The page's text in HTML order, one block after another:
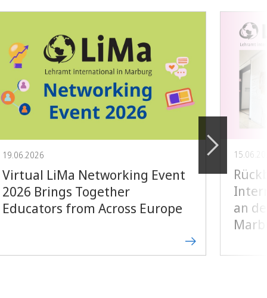
19.06.2026
Virtual LiMa Networking Event
2026 Brings Together
Educators from Across Europe
an